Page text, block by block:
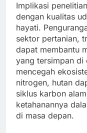
Implikasi
dengan kualitas
hayati.
sektor pertanian,
dapat membantu
yang tersimpan di
mencegah
nitrogen, hutan
siklus karbon
ketahanannya
di masa depan.